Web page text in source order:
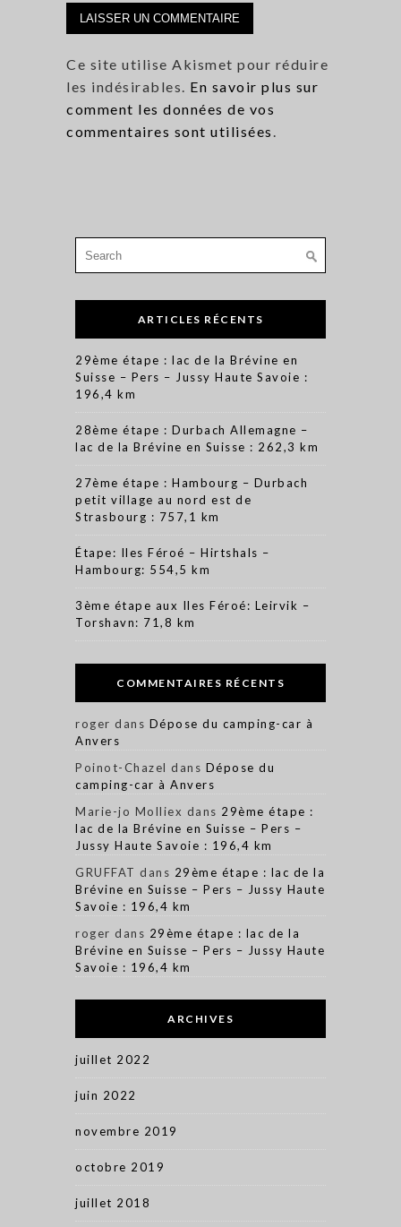
Ce site utilise Akismet pour réduire
les indésirables. En savoir plus sur
comment les données de vos
commentaires sont utilisées .
for:
ARTICLES RÉCENTS
29ème étape : lac de la Brévine en
Suisse – Pers – Jussy Haute Savoie :
196,4 km
28ème étape : Durbach Allemagne –
lac de la Brévine en Suisse : 262,3 km
27ème étape : Hambourg – Durbach
petit village au nord est de
Strasbourg : 757,1 km
Étape: Iles Féroé – Hirtshals –
Hambourg: 554,5 km
3ème étape aux Iles Féroé: Leirvik –
Torshavn: 71,8 km
COMMENTAIRES RÉCENTS
roger dans Dépose du camping-car à
Anvers
Poinot-Chazel dans Dépose du
camping-car à Anvers
Marie-jo Molliex dans 29ème étape :
lac de la Brévine en Suisse – Pers –
Jussy Haute Savoie : 196,4 km
GRUFFAT dans 29ème étape : lac de la
Brévine en Suisse – Pers – Jussy Haute
Savoie : 196,4 km
roger dans 29ème étape : lac de la
Brévine en Suisse – Pers – Jussy Haute
Savoie : 196,4 km
ARCHIVES
juillet 2022
juin 2022
novembre 2019
octobre 2019
juillet 2018